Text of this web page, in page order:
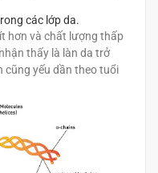
các lớp da.
hơn và chất lượng thấp
thấy là làn da trở
​​cũng yếu dần theo tuổi